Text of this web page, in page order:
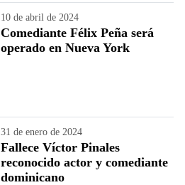
10 de abril de 2024
Comediante Félix Peña será
operado en Nueva York
31 de enero de 2024
Fallece Víctor Pinales
reconocido actor y comediante
dominicano